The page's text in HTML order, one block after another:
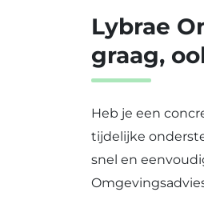
Lybrae
graag,
Heb je een
tijdelijke
snel en